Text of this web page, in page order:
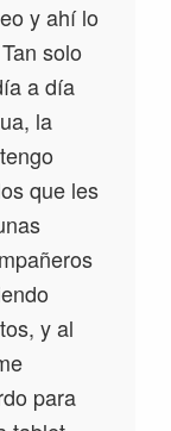
y ahí lo
solo
a día
la
que les
y al
para